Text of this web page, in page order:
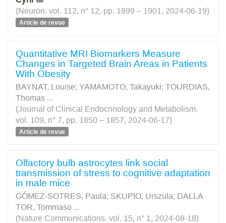
(Neuron. vol. 112, n° 12, pp. 1899 – 1901, 2024-06-19)
Article de revue
Quantitative MRI Biomarkers Measure
Changes in Targeted Brain Areas in Patients
With Obesity
BAYNAT, Louise; YAMAMOTO, Takayuki; TOURDIAS,
Thomas ...
(Journal of Clinical Endocrinology and Metabolism.
vol. 109, n° 7, pp. 1850 – 1857, 2024-06-17)
Article de revue
Olfactory bulb astrocytes link social
transmission of stress to cognitive adaptation
in male mice
GÓMEZ-SOTRES, Paula; SKUPIO, Urszula; DALLA
TOR, Tommaso ...
(Nature Communications. vol. 15, n° 1, 2024-08-18)